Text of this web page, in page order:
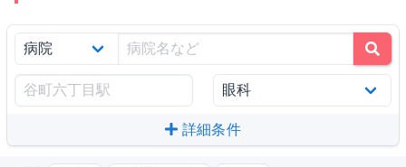
詳細条件